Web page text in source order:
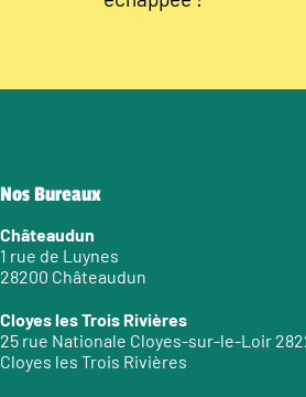
Nos Bureaux
Châteaudun
1 rue de Luynes
28200 Châteaudun
Cloyes les Trois Rivières
25 rue Nationale Cloyes-sur-le-Loir
Cloyes les Trois Rivières